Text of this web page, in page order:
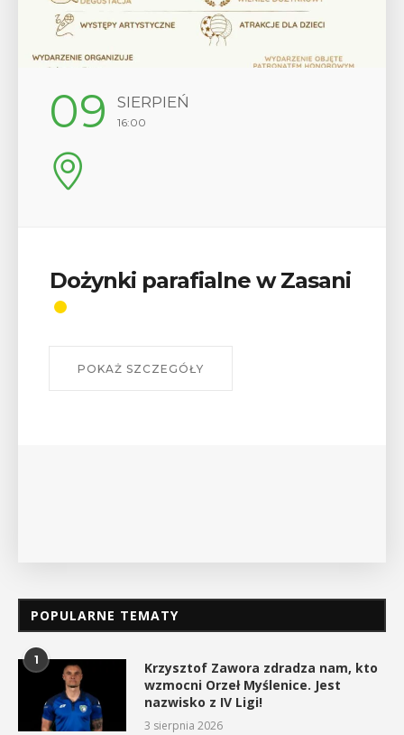
12 SIERPIEŃ
17:00
Wykład „Jak zdobyć
odznaki na myślenickich
W środę 12 sierpnia o godz. 17 w Miejskiej
POPULARNE TEMATY
1
Krzysztof Zawora zdradza nam, kto
wzmocni Orzeł Myślenice. Jest
nazwisko z IV Ligi!
3 sierpnia 2026